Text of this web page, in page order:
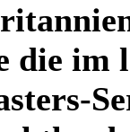
die im